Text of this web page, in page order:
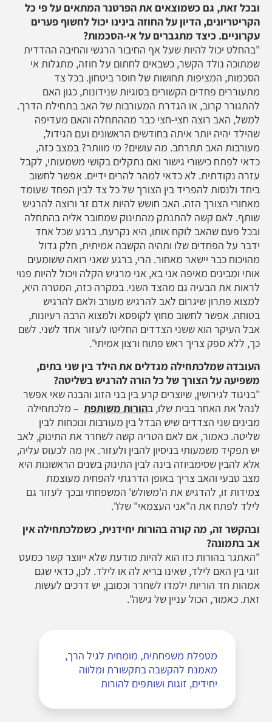
ובכל זאת, גם כשמוצאים את הפרטנר המתאים על פי כל
הקריטריונים, הדיון על החוזה בינינו יכול לחשוף פערים
עקרוניים. כיצד מתגברים על אי-הסכמות?
"בהחלט יכול להיות שעל אף החיבור הרגשי והחיבה ההדדית
שמתוכה נולד הקשר, כשבאים לחתום על חוזה, מתגלות אי
הסכמות, המציפות תחושות של חוסר ביטחון. בכל צד
מתעוררים פחדים הקשורים בסוגיות שנידונות, כגון האם
להתגורר קרוב, או הגדרת המעורבות של האב בתחילת הדרך.
למשל, האב רוצה חצי-חצי כבר מההתחלה והאם מעדיפה
שהילד יהיה יותר איתה בחודשים הראשונים ועם הגידול,
מעורבות האב תתרחב. מה עושים? מי מוותר? במצב כזה,
כדאי לפתח כישורי גישור ואם נתקלים בקושי משמעותי, לקבל
עזרה נקודתית. לא כדאי למהר להרים ידיים. אפשר לחשוב
ביחד ולנסות להפריד בין הצורך של כל צד לבין הפחד שעומד
מאחורי הצורך הזה. האב חושש להיות אדם זר ורוצה להרגיש
שותף. לאם קשה להתנתק מהתינוק שמחובר אליה בהתחלה
ובכל פעם שהאב לוקח אותו, היא נקרעת. ברגע שכל אחד
ידבר על הפחדים שלו ותהיה הקשבה אמיתית, חלק גדול
מהויכוח כבר יישאר מאחור. הרי, ברגע שאני רואה ששומעים
אותי ומבינים מאיפה אני בא, אני מרגיש הקלה ויכול להיות פנוי
לראות את הבעיה גם מהצד השני. במקרה כזה, המטרה היא,
למצוא פתרון שיגרום לאב להרגיש מעורב ולאם להרגיש
בטוחה. אפשר לחשוב מחוץ לקופסא ולמצוא הרבה רעיונות,
אבל העיקר הוא ששני הצדדים החליטו לעזור אחד לשני. לשם
כך, ללא ספק צריך ראש פתוח ורצון אמיתי".
העובדה שמלכתחילה מגדלים את הילד בין שני בתים,
משפיעה על הצורך של כל הורה להרגיש בשליטה?
"בניגוד לגירושין, שיוצרים קרע בין בני הזוג והבנה שאי אפשר
לנהל את האחר בבית שלו, בהורות משותפת – מלכתחילה
מבינים שני הצדדים שיש הבדל בין מעורבות ונוכחות לבין
שליטה. כאמור, אם לאם הטריה קשה לשחרר את התינוק, לאב
יש תפקיד משמעותי בניסיון להבין ולעזור. אין מה לכעוס עליה,
אלא להבין שסימביוזה בינה לבין התינוק בשנים הראשונות היא
מצב טבעי והאב צריך באופן הדרגתי להפחית מעוצמת
צמידות זו, להדגיש את ה'משולש' המשפחתי ובכך לעזור גם
לילד לפתח את ה"אני העצמאי" שלו".
ובהקשר זה, מה קורה בהורות יחידנית, כשמלכתחילה אין
אב בתמונה?
"האתגר בהורות כזו הוא להיות מודעת שלא ייווצר קשר כמעט
זוגי בין האם לילד, שאינו בריא לה או לילד. לכן, כדאי שגם
אמהות חד הוריות ילמדו לשחרר וכמובן, יש דרכים לעשות
זאת. כאמור, הכול עניין של גישה".
מטפלת משפחתית, מומחית לגיל הרך,
מאמנת להקשבה בתקשורת ומלווה
יחידים, זוגות ושותפים להורות